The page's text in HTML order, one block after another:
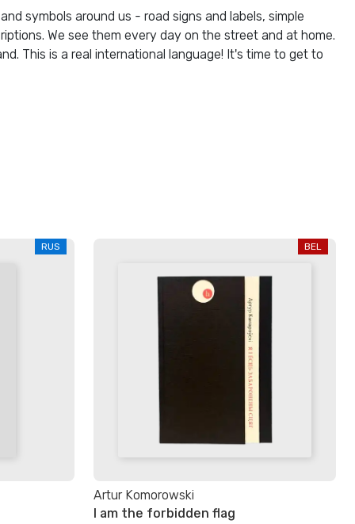
symbols around us - road signs and labels, simple
We see them every day on the street and at home.
This is a real international language! It's time to get to
RUS BEL
Artur Komorowski
I am the forbidden flag